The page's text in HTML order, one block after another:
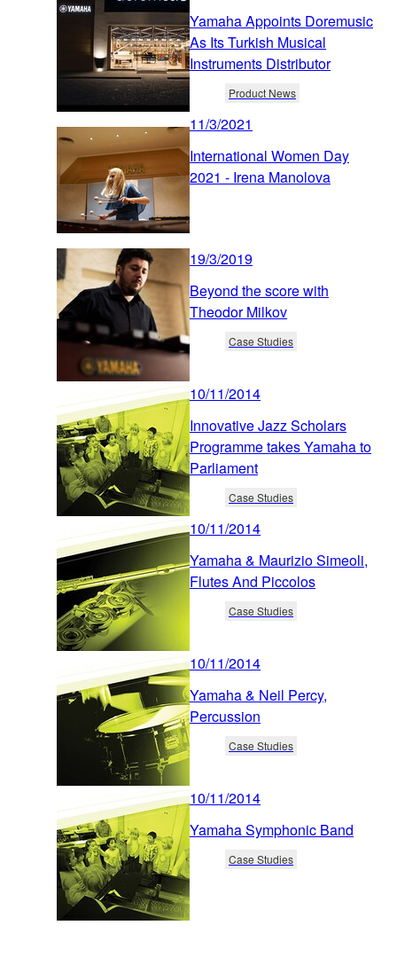
Yamaha Appoints Doremusic
As Its Turkish Musical
Instruments Distributor
Product News
11/3/2021
International Women Day
2021 - Irena Manolova
19/3/2019
Beyond the score with
Theodor Milkov
Case Studies
10/11/2014
Innovative Jazz Scholars
Programme takes Yamaha to
Parliament
Case Studies
10/11/2014
Yamaha & Maurizio Simeoli,
Flutes And Piccolos
Case Studies
10/11/2014
Yamaha & Neil Percy,
Percussion
Case Studies
10/11/2014
Yamaha Symphonic Band
Case Studies